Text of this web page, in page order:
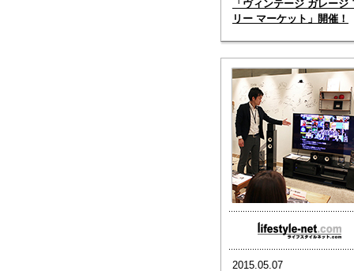
「ヴィンテージ ガレージ
リー マーケット」開催！
2015.05.07